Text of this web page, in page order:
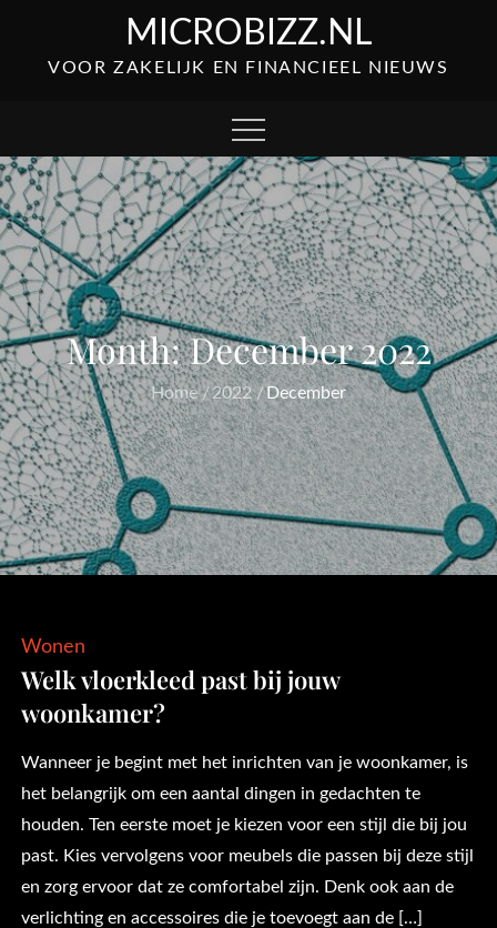
content
MICROBIZZ.NL
VOOR ZAKELIJK EN FINANCIEEL NIEUWS
Month:December 2022
Home 2022 December
Wonen
Welk vloerkleed past bij jouw
woonkamer?
Wanneer je begint met het inrichten van je woonkamer, is
het belangrijk om een aantal dingen in gedachten te
houden. Ten eerste moet je kiezen voor een stijl die bij jou
past. Kies vervolgens voor meubels die passen bij deze stijl
en zorg ervoor dat ze comfortabel zijn. Denk ook aan de
verlichting en accessoires die je toevoegt aan de […]